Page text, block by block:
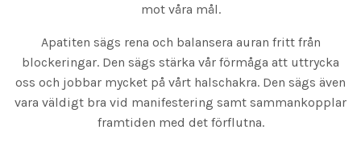
mot våra mål.
Apatiten sägs rena och balansera auran fritt från
blockeringar. Den sägs stärka vår förmåga att uttrycka
oss och jobbar mycket på vårt halschakra. Den sägs även
vara väldigt bra vid manifestering samt sammankopplar
framtiden med det förflutna.